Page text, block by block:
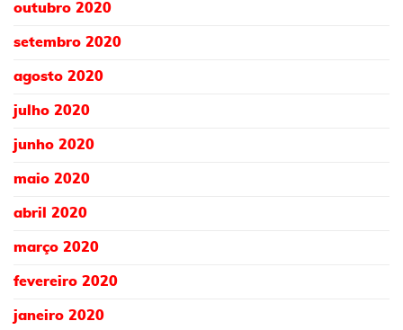
outubro 2020
setembro 2020
agosto 2020
julho 2020
junho 2020
maio 2020
abril 2020
março 2020
fevereiro 2020
janeiro 2020